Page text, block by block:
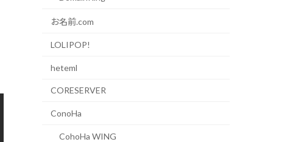
お名前.com
LOLIPOP!
heteml
CORESERVER
ConoHa
CohoHa WING